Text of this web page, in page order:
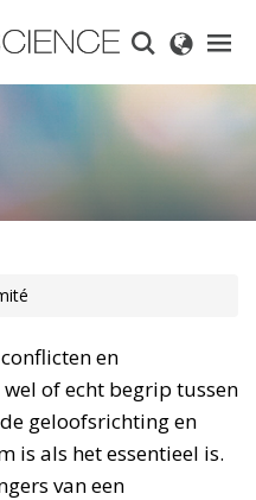
en
of echt begrip tussen
geloofsrichting en
is als het essentieel is.
van een